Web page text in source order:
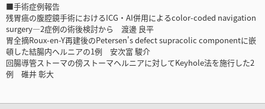
■手術症例報告
残胃癌の腹腔鏡手術におけるICG・AI併用によるcolor-coded navigation
surgery―2症例の術後検討から 渡邊 良平
胃全摘Roux-en-Y再建後のPetersen's defect supracolic componentに嵌
頓した結腸内ヘルニアの1例 安次富 駿介
回腸導管ストーマの傍ストーマヘルニアに対してKeyhole法を施行した2
例 碓井 彰大